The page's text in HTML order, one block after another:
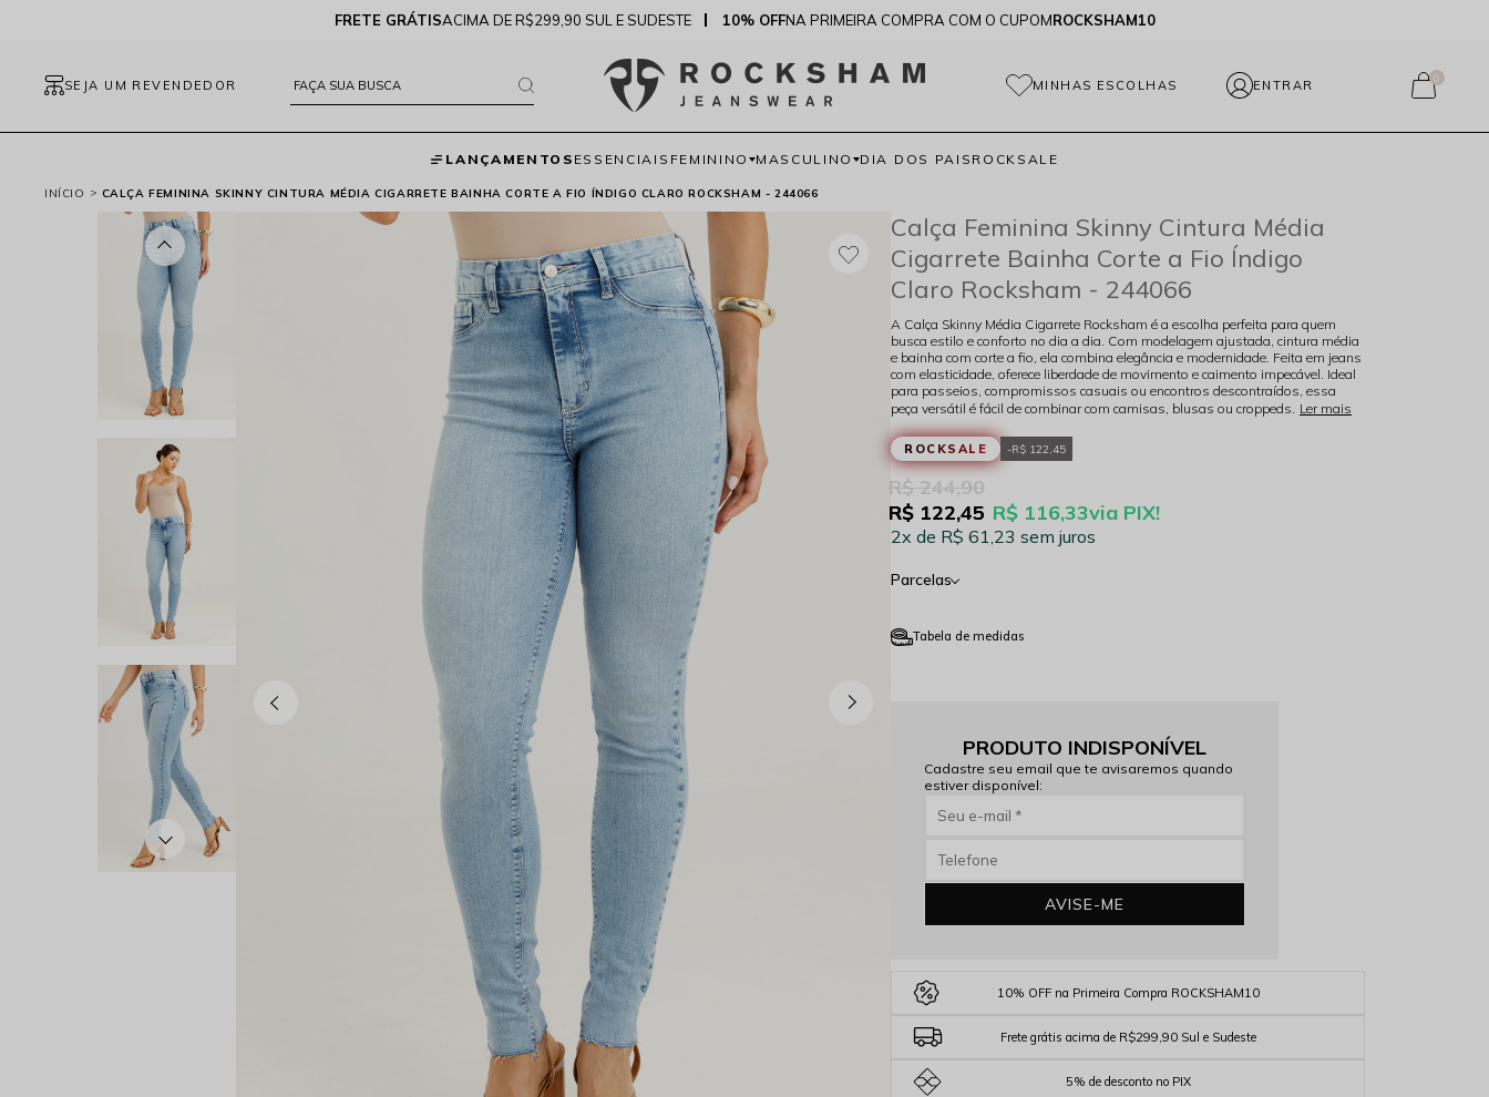
FRETE GRÁTISACIMA DE R$299,90 SUL E SUDESTE 10% OFFNA PRIMEIRA COMPRA COM O CUPOMROCKSHAM10
SEJA UM REVENDEDOR MINHAS ESCOLHAS 0
LANÇAMENTOS ESSENCIAIS FEMININO MASCULINO DIA DOS PAIS ROCKSALE
INÍCIO CALÇA FEMININA SKINNY CINTURA MÉDIA CIGARRETE BAINHA CORTE A FIO ÍNDIGO CLARO ROCKSHAM - 244066
Calça Feminina Skinny Cintura Média
Cigarrete Bainha Corte a Fio Índigo
Claro Rocksham - 244066
A Calça Skinny Média Cigarrete Rocksham é a escolha perfeita para quem
busca estilo e conforto no dia a dia. Com modelagem ajustada, cintura média
e bainha com corte a fio, ela combina elegância e modernidade. Feita em jeans
com elasticidade, oferece liberdade de movimento e caimento impecável. Ideal
para passeios, compromissos casuais ou encontros descontraídos, essa
peça versátil é fácil de combinar com camisas, blusas ou croppeds. Ler mais
ROCKSALE R$ 122,45
R$ 116,33via PIX!
R$ 244,90
R$ 122,45
2x R$ 61,23 sem juros
Parcelas
Tabela de medidas
PRODUTO INDISPONÍVEL
Cadastre seu email que te avisaremos quando
estiver disponível:
AVISE-ME
10% OFF na Primeira Compra ROCKSHAM10
Frete grátis acima de R$299,90 Sul e Sudeste
5% de desconto no PIX